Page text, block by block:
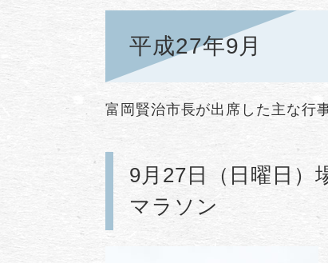
平成27年9月
富岡賢治市長が出席した主な行
9月27日（日曜日
マラソン